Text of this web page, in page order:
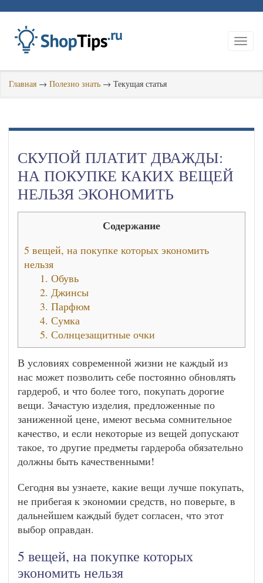
Главная → Полезно знать → Текущая статья
СКУПОЙ ПЛАТИТ ДВАЖДЫ:
НА ПОКУПКЕ КАКИХ ВЕЩЕЙ
НЕЛЬЗЯ ЭКОНОМИТЬ
Содержание
5 вещей, на покупке которых экономить
нельзя
1. Обувь
2. Джинсы
3. Парфюм
4. Сумка
5. Солнцезащитные очки
В условиях современной жизни не каждый из
нас может позволить себе постоянно обновлять
гардероб, и что более того, покупать дорогие
вещи. Зачастую изделия, предложенные по
заниженной цене, имеют весьма сомнительное
качество, и если некоторые из вещей допускают
такое, то другие предметы гардероба обязательно
должны быть качественными!
Сегодня вы узнаете, какие вещи лучше покупать,
не прибегая к экономии средств, но поверьте, в
дальнейшем каждый будет согласен, что этот
выбор оправдан.
5 вещей, на покупке которых
экономить нельзя